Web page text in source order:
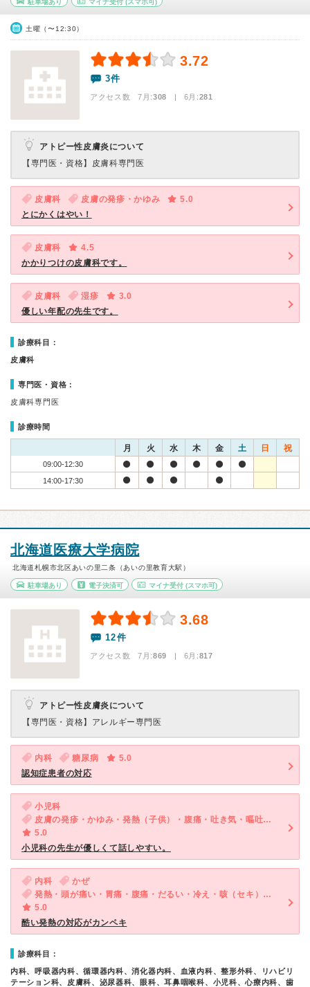
駐車場あり マイナ受付(スマホ可)
土曜（〜12:30）
3.72
3件
アクセス数 7月:308 | 6月:281
アトピー性皮膚炎について
【専門医・資格】 皮膚科専門医
皮膚科 皮膚の発疹・かゆみ
5.0
とにかくはやい！
皮膚科
4.5
かかりつけの皮膚科です。
皮膚科 湿疹
3.0
優しい年配の先生です。
診療科目：
皮膚科
専門医・資格：
皮膚科専門医
診療時間
月 火 水 木 金 土 日 祝
09:00-12:30
14:00-17:30
北海道医療大学病院
北海道札幌市北区あいの里二条（あいの里教育大駅）
駐車場あり 電子決済可 マイナ受付 (スマホ可)
3.68
12件
アクセス数 7月:869 | 6月:817
アトピー性皮膚炎について
【専門医・資格】 アレルギー専門医
内科 糖尿病
5.0
認知症患者の対応
小児科
皮膚の発疹・かゆみ・発熱（子供）・腹痛・吐き気・嘔吐（子供）・発疹（子供）
5.0
小児科の先生が優しくて話しやすい。
内科
かぜ
発熱・頭が痛い・胃痛・腹痛・だるい・冷え・咳（セキ）・喉が痛い・吐き気・嘔吐・食欲不振・体調不良・急性の下痢
5.0
酷い発熱の対応がカンペキ
診療科目：
内科、呼吸器内科、循環器内科、消化器内科、血液内科、整形外科、リハビリ
テーション科、皮膚科、泌尿器科、眼科、耳鼻咽喉科、小児科、心療内科、歯